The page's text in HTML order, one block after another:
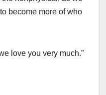
become more of who
love you very much.”